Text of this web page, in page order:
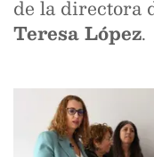
de la directora
Teresa López.